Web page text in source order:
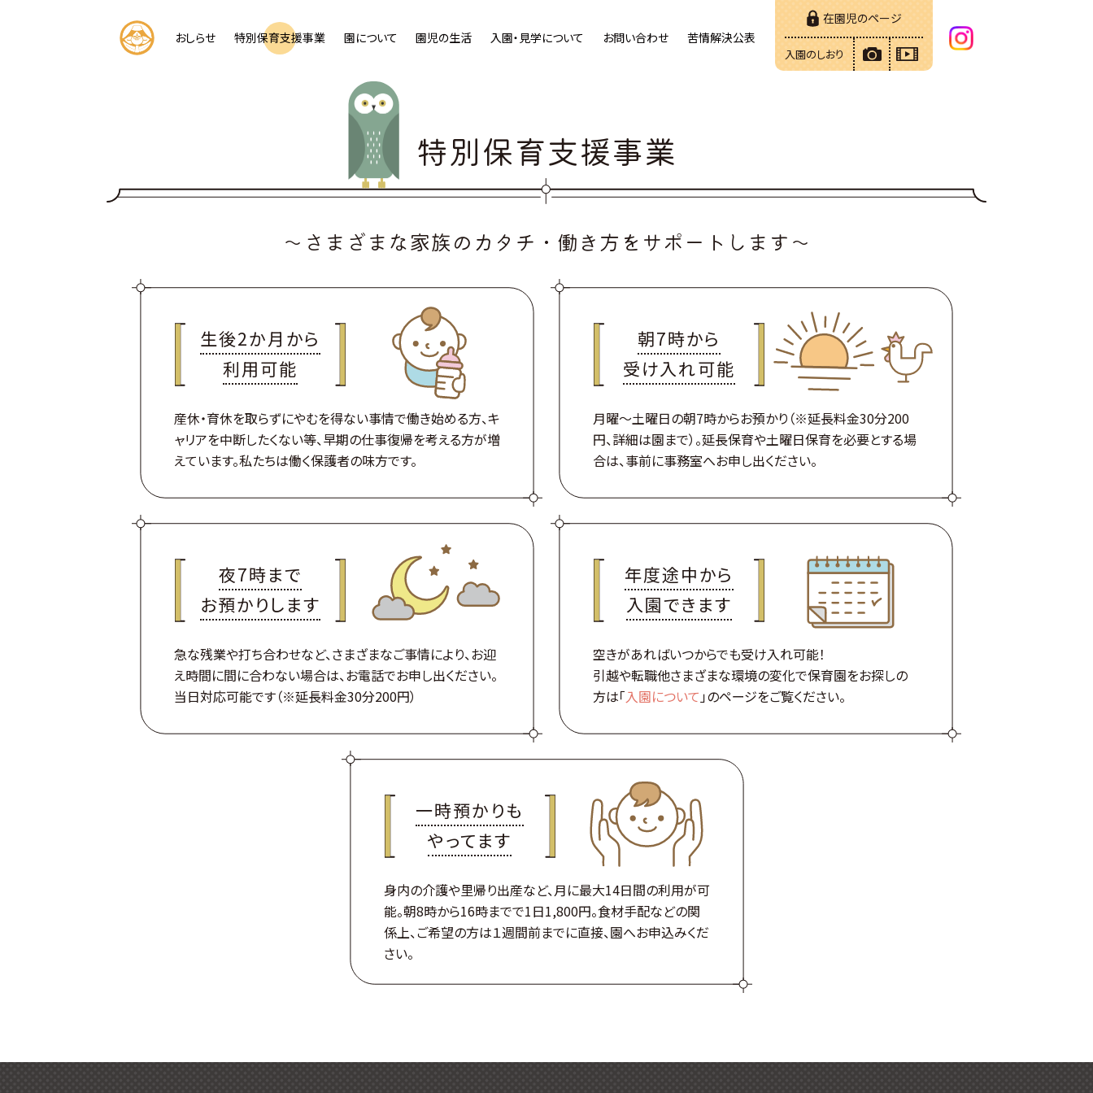
おしらせ 特別保育支援事業 園について 園児の生活 入園・見学について お問い合わせ 苦情解決公表
在園児のページ
入園のしおり
特別保育支援事業
～さまざまな家族のカタチ・働き方をサポートします～
生後2か月から
利用可能
産休・育休を取らずにやむを得ない事情で働き始める方、キ
ャリアを中断したくない等、早期の仕事復帰を考える方が増
えています。私たちは働く保護者の味方です。
朝7時から
受け入れ可能
月曜～土曜日の朝7時からお預かり（※延長料金30分200
円、詳細は園まで）。延長保育や土曜日保育を必要とする場
合は、事前に事務室へお申し出ください。
夜7時まで
お預かりします
急な残業や打ち合わせなど、さまざまなご事情により、お迎
え時間に間に合わない場合は、お電話でお申し出ください。
当日対応可能です（※延長料金30分200円）
年度途中から
入園できます
空きがあればいつからでも受け入れ可能！
引越や転職他さまざまな環境の変化で保育園をお探しの
方は「入園について」のページをご覧ください。
一時預かりも
やってます
身内の介護や里帰り出産など、月に最大14日間の利用が可
能。朝8時から16時までで1日1,800円。食材手配などの関
係上、ご希望の方は１週間前までに直接、園へお申込みくだ
さい。